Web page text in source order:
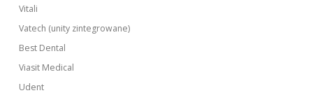
Vitali
Vatech (unity zintegrowane)
Best Dental
Viasit Medical
Udent